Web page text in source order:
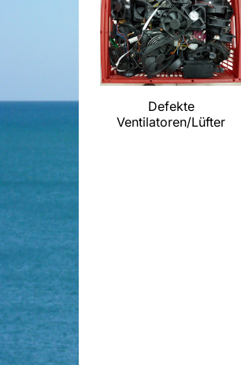
Defekte
Ventilatoren/Lüfter